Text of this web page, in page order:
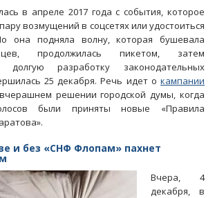
в апреле 2017 года с события, которое
возмущений в соцсетях или удостоиться
она подняла волну, которая бушевала
продолжилась пикетом, затем
разработку законодательных
25 декабря. Речь идет о кампании
решении городской думы, когда
были приняты новые «Правила
и без «СНФ Флопам» пахнет
Вчера, 4
декабря, в